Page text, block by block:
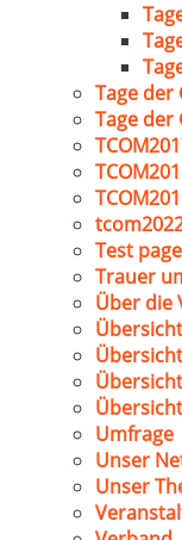
Tage der
Tage der
Test page
Trauer
Über die
Umfrage
Unser
Unser